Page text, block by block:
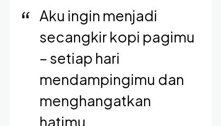
Aku ingin menjadi
secangkir kopi pagimu
– setiap hari
mendampingimu dan
menghangatkan
hatimu.